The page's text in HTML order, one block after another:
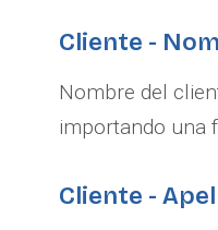
Cliente -
Nombre del
importando una
Cliente -